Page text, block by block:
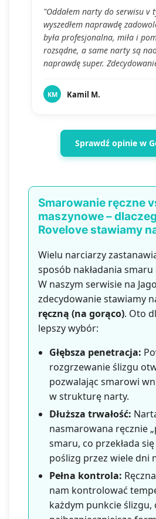
"Oddałem narty do serwisu v
wyszedłem naprawdę
była profesjonalna, miła i
rozsądne, a same narty są
naprawdę super.
KM Kamil M.
Sprawdź opinie w
Smarowanie ręczne
maszynowe –
Rovelove stawiamy
Wielu narciarzy
sposób nakładania smaru
W naszym serwisie na
zdecydowanie stawiamy
ręczną (na gorąco). Oto
lepszy wybór:
Głębsza penetracja:
rozgrzewanie ślizgu
pozwalając smarowi
w strukturę narty.
Dłuższa trwałość:
nasmarowana ręcznie
smaru, co przekłada
poślizg przez wiele dni
Pełna kontrola:
nam kontrolować
każdym punkcie ślizgu,